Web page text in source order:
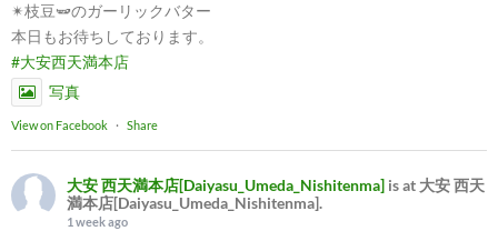
✴︎枝豆🫛のガーリックバター
本日もお待ちしております。
#大安西天満本店
写真
View on Facebook · Share
大安 西天満本店[Daiyasu_Umeda_Nishitenma] is at 大安 西天
満本店[Daiyasu_Umeda_Nishitenma].
1 week ago